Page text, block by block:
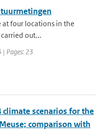
at four locations in the
out...
| Pages: 23
scenarios for the
comparison with